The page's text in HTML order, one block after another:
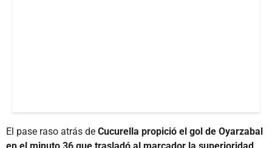
El pase raso atrás de Cucurella propició el gol de Oyarzabal